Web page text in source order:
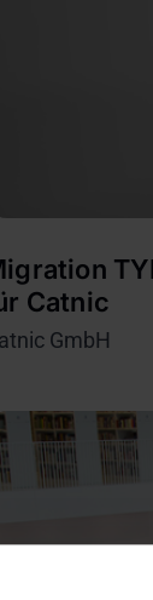
Catnic
GmbH